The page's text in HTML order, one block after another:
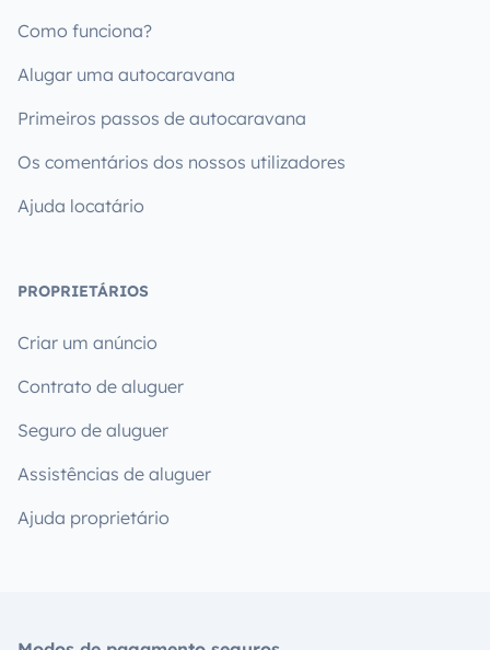
Como funciona?
Alugar uma autocaravana
Primeiros passos de autocaravana
Os comentários dos nossos utilizadores
Ajuda locatário
PROPRIETÁRIOS
Criar um anúncio
Contrato de aluguer
Seguro de aluguer
Assistências de aluguer
Ajuda proprietário